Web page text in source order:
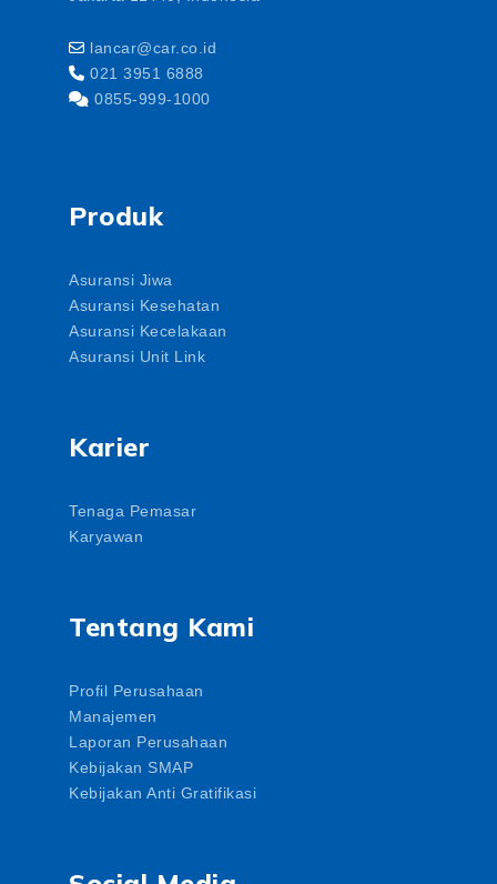
lancar@car.co.id
021 3951 6888
0855-999-1000
Produk
Asuransi Jiwa
Asuransi Kesehatan
Asuransi Kecelakaan
Asuransi Unit Link
Karier
Tenaga Pemasar
Karyawan
Tentang Kami
Profil Perusahaan
Manajemen
Laporan Perusahaan
Kebijakan SMAP
Kebijakan Anti Gratifikasi